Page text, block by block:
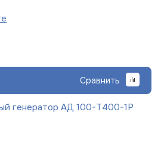
Сравнить
генератор АД 100-Т400-1Р